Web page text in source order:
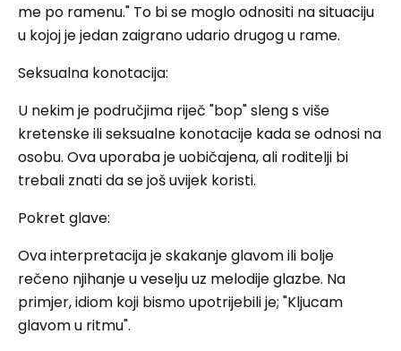
me po ramenu." To bi se moglo odnositi na situaciju
u kojoj je jedan zaigrano udario drugog u rame.
Seksualna konotacija:
U nekim je područjima riječ "bop" sleng s više
kretenske ili seksualne konotacije kada se odnosi na
osobu. Ova uporaba je uobičajena, ali roditelji bi
trebali znati da se još uvijek koristi.
Pokret glave:
Ova interpretacija je skakanje glavom ili bolje
rečeno njihanje u veselju uz melodije glazbe. Na
primjer, idiom koji bismo upotrijebili je; "Kljucam
glavom u ritmu".